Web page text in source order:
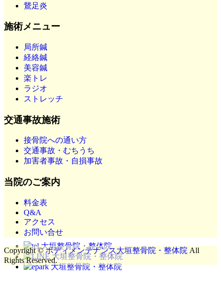
鵞足炎
施術メニュー
局所鍼
経絡鍼
美容鍼
楽トレ
ラジオ
ストレッチ
交通事故施術
接骨院への通い方
交通事故・むちうち
加害者事故・自損事故
当院のご案内
料金表
Q&A
アクセス
お問い合せ
Copyright ©ボディメンテナンス大垣整骨院・整体院 All
Rights Reserved.